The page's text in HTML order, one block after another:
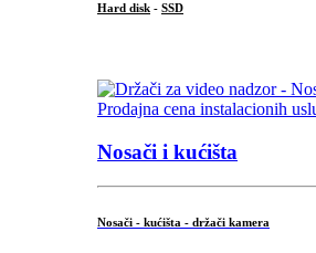
Hard disk - SSD
Nosači i kućišta
Nosači - kućišta - držači kamera